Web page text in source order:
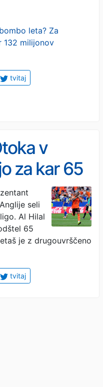
leta? Za
132 milijonov
tvitaj
v
za kar 65
seli
Al Hilal
65
je z drugouvrščeno
tvitaj